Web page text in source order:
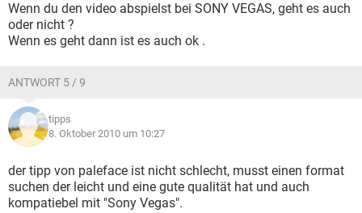
Wenn du den video abspielst bei SONY VEGAS, geht es auch
oder nicht ?
Wenn es geht dann ist es auch ok .
ANTWORT 5 / 9
tipps
8. Oktober 2010 um 10:27
der tipp von paleface ist nicht schlecht, musst einen format
suchen der leicht und eine gute qualität hat und auch
kompatiebel mit "Sony Vegas".